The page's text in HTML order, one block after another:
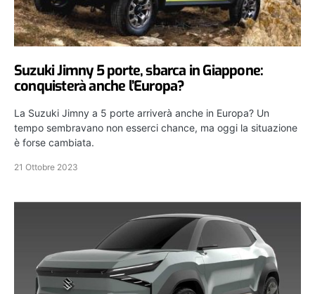
Suzuki Jimny 5 porte, sbarca in Giappone:
conquisterà anche l’Europa?
La Suzuki Jimny a 5 porte arriverà anche in Europa? Un
tempo sembravano non esserci chance, ma oggi la situazione
è forse cambiata.
21 Ottobre 2023